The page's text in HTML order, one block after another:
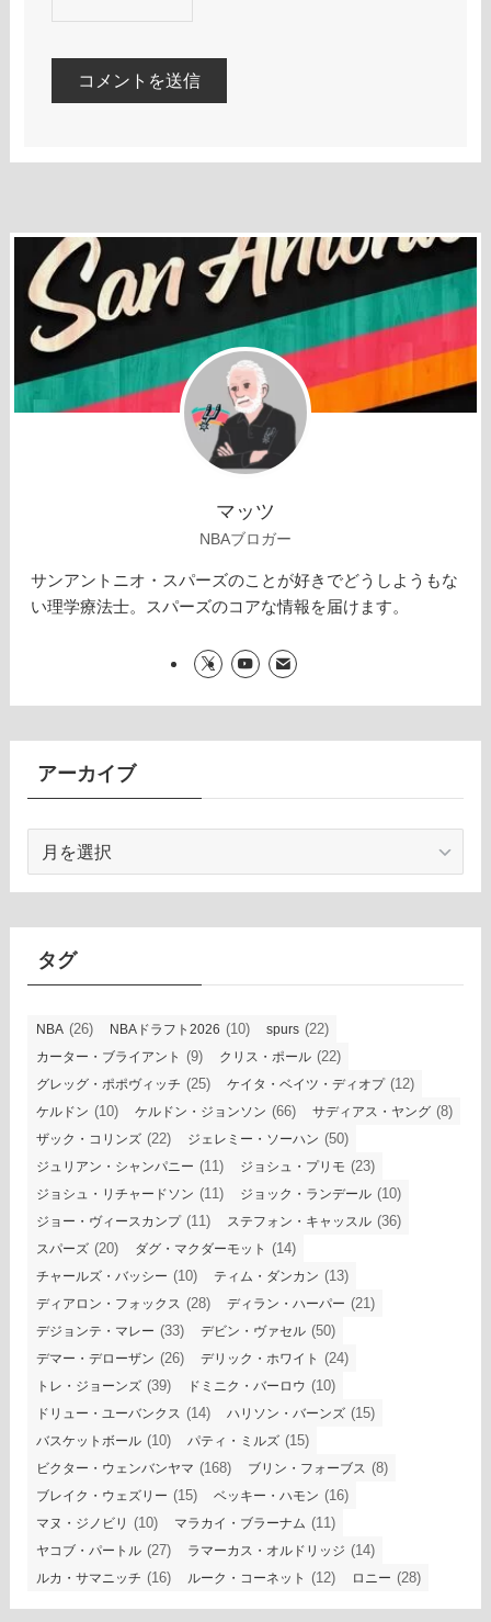
マッツ
NBAブロガー
サンアントニオ・スパーズのことが好きでどうしようもな
い理学療法士。スパーズのコアな情報を届けます。
アーカイブ
カ
イ
タグ
NBA (26) NBAドラフト2026 (10) spurs (22)
カーター・ブライアント (9) クリス・ポール (22)
グレッグ・ポポヴィッチ (25) ケイタ・ベイツ・ディオプ(12)
ケルドン (10) ケルドン・ジョンソン (66) サディアス・ヤング (8)
ザック・コリンズ (22) ジェレミー・ソーハン (50)
ジュリアン・シャンパニー (11) ジョシュ・プリモ (23)
ジョシュ・リチャードソン (11) ジョック・ランデール (10)
ジョー・ヴィースカンプ(11) ステフォン・キャッスル (36)
スパーズ (20) ダグ・マクダーモット (14)
チャールズ・バッシー (10) ティム・ダンカン (13)
ディアロン・フォックス (28) ディラン・ハーパー (21)
デジョンテ・マレー (33) デビン・ヴァセル (50)
デマー・デローザン (26) デリック・ホワイト (24)
トレ・ジョーンズ (39) ドミニク・バーロウ (10)
ドリュー・ユーバンクス (14) ハリソン・バーンズ (15)
バスケットボール (10) パティ・ミルズ (15)
ビクター・ウェンバンヤマ (168) ブリン・フォーブス (8)
ブレイク・ウェズリー (15) ベッキー・ハモン (16)
マヌ・ジノビリ (10) マラカイ・ブラーナム (11)
ヤコブ・パートル (27) ラマーカス・オルドリッジ (14)
ルカ・サマニッチ (16) ルーク・コーネット (12) ロニー (28)